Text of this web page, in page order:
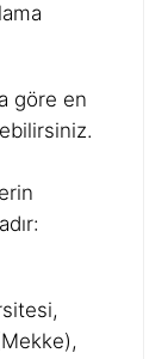
göre en